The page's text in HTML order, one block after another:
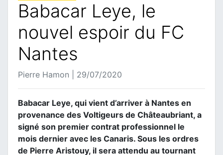
Babacar Leye, le
nouvel espoir du FC
Nantes
Pierre Hamon | 29/07/2020
Babacar Leye, qui vient d’arriver à Nantes en
provenance des Voltigeurs de Châteaubriant, a
signé son premier contrat professionnel le
mois dernier avec les Canaris. Sous les ordres
de Pierre Aristouy, il sera attendu au tournant